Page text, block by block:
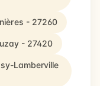
- 27260
- 27420
Lamberville